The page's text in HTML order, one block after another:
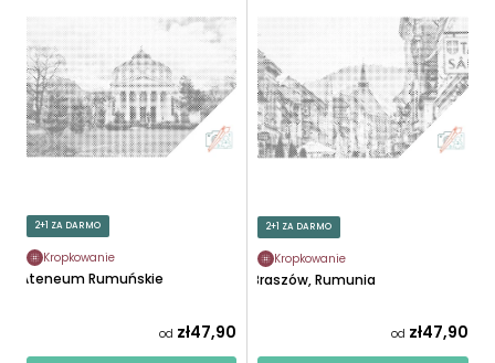
W
A
N
P
O
D
U
K
S
T
A
P
R
U
K
T
2+1 ZA DARMO
Kropkowanie
Ateneum Rumuńskie
od zł47,90
2+1 ZA DARMO
Kropkowanie
Braszów, Rumunia
od zł47,90